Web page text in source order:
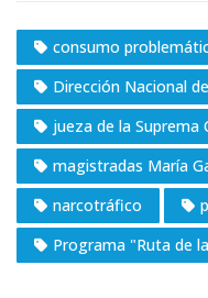
consumo
Dirección Nacional
jueza de la Suprema
magistradas María
narcotráfico
Programa "Ruta de